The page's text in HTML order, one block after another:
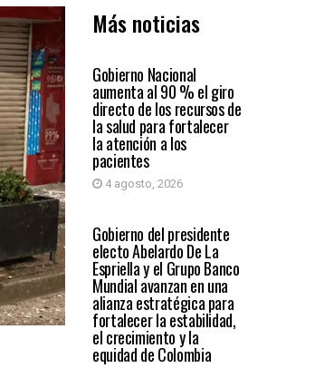
Más noticias
PAÍS
Gobierno Nacional
aumenta al 90 % el giro
directo de los recursos de
la salud para fortalecer
la atención a los
pacientes
4 agosto, 2026
PAÍS
Gobierno del presidente
electo Abelardo De La
Espriella y el Grupo Banco
Mundial avanzan en una
alianza estratégica para
fortalecer la estabilidad,
el crecimiento y la
equidad de Colombia